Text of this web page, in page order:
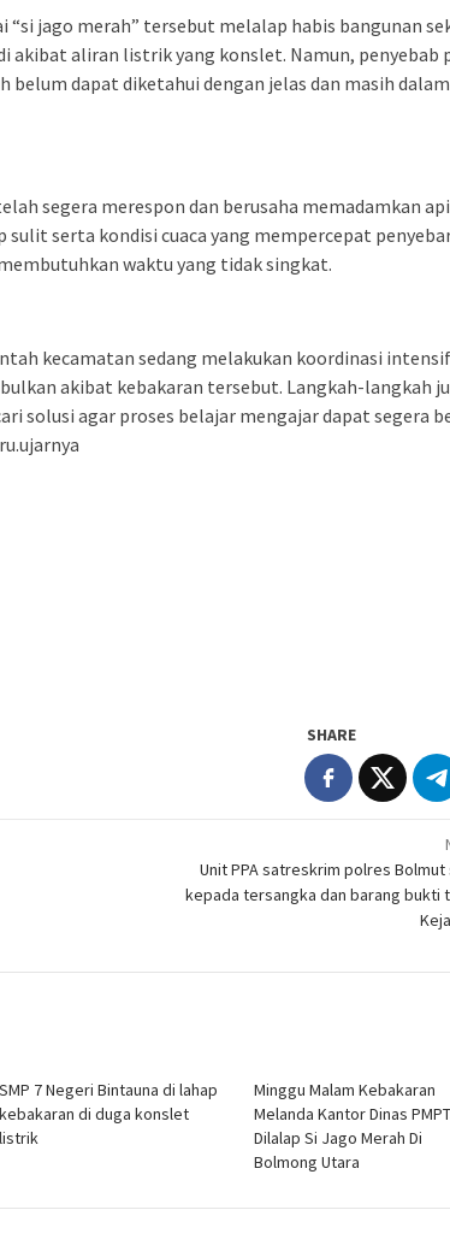
“si jago merah” tersebut melalap habis bangunan
akibat aliran listrik yang konslet. Namun, penyebab
belum dapat diketahui dengan jelas dan masih dalam
segera merespon dan berusaha memadamkan
sulit serta kondisi cuaca yang mempercepat
waktu yang tidak singkat.
kecamatan sedang melakukan koordinasi
akibat kebakaran tersebut. Langkah-langkah
solusi agar proses belajar mengajar dapat segera
SHARE
Unit PPA satreskrim polres Bolmut
kepada tersangka dan barang bukti
SMP 7 Negeri Bintauna di lahap
kebakaran di duga konslet
listrik
Minggu Malam Kebakaran
Melanda Kantor Dinas
Dilalap Si Jago Merah Di
Bolmong Utara